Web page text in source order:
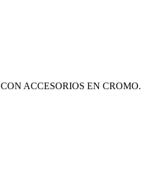
ACCESORIOS EN CROMO.